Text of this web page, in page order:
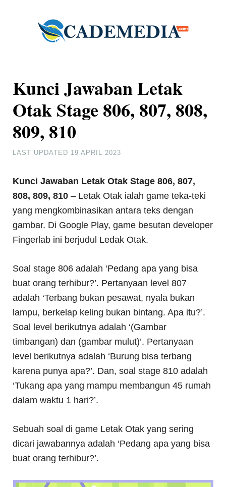
Kunci Jawaban Letak
Otak Stage 806, 807, 808,
809, 810
LAST UPDATED 19 APRIL 2023
Kunci Jawaban Letak Otak Stage 806, 807,
808, 809, 810 – Letak Otak ialah game teka-teki
yang mengkombinasikan antara teks dengan
gambar. Di Google Play, game besutan developer
Fingerlab ini berjudul Ledak Otak.
Soal stage 806 adalah ‘Pedang apa yang bisa
buat orang terhibur?’. Pertanyaan level 807
adalah ‘Terbang bukan pesawat, nyala bukan
lampu, berkelap keling bukan bintang. Apa itu?’.
Soal level berikutnya adalah ‘(Gambar
timbangan) dan (gambar mulut)’. Pertanyaan
level berikutnya adalah ‘Burung bisa terbang
karena punya apa?’. Dan, soal stage 810 adalah
‘Tukang apa yang mampu membangun 45 rumah
dalam waktu 1 hari?’.
Sebuah soal di game Letak Otak yang sering
dicari jawabannya adalah ‘Pedang apa yang bisa
buat orang terhibur?’.